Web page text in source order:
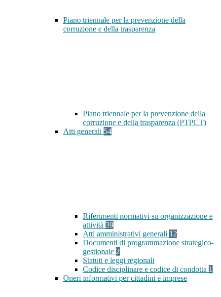
Piano triennale per la prevenzione della
corruzione e della trasparenza
Piano triennale per la prevenzione della
corruzione e della trasparenza (PTPCT)
Atti generali 54
Riferimenti normativi su organizzazione e
attività 39
Atti amministrativi generali 12
Documenti di programmazione strategico-
gestionale 2
Statuti e leggi regionali
Codice disciplinare e codice di condotta 1
Oneri informativi per cittadini e imprese